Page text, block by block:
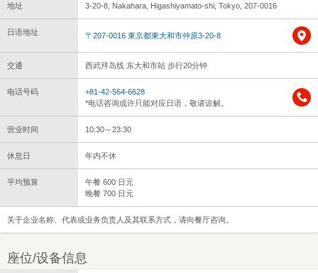
地址 3-20-8, Nakahara, Higashiyamato-shi, Tokyo, 207-0016
日语地址 〒207-0016 東京都東大和市仲原3-20-8
交通 西武拜岛线 东大和市站 步行20分钟
电话号码
+81-42-564-6628
*电话咨询或许只能对应日语，敬请谅解。
营业时间 10:30～23:30
休息日 年内不休
平均预算
午餐 600 日元
晚餐 700 日元
关于企业名称、代表或业务负责人及其联系方式，请向餐厅咨询。
座位/设备信息